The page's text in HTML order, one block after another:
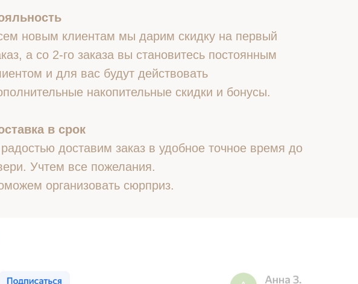
новым клиентам мы дарим скидку на первый
а со 2-го заказа вы становитесь постоянным
и для вас будут действовать
накопительные скидки и бонусы.
в срок
доставим заказ в удобное точное время до
Учтем все пожелания.
организовать сюрприз.